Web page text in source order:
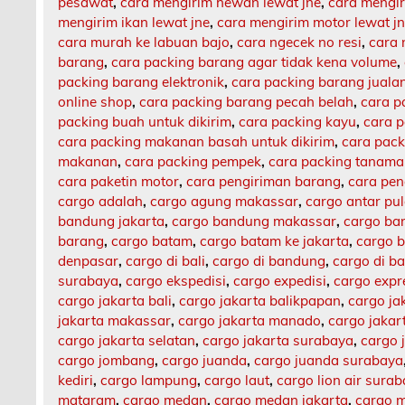
mengirim ikan lewat jne,cara mengirim motor lewat
cara murah ke labuan bajo,cara ngecek no resi,cara
barang,cara packing barang agar tidak kena volume,
packing barang elektronik,cara packing barang
online shop,cara packing barang pecah belah,cara
packing buah untuk dikirim,cara packing kayu,cara
cara packing makanan basah untuk dikirim,cara
makanan,cara packing pempek,cara packing
cara paketin motor,cara pengiriman barang,cara
cargo adalah,cargo agung makassar,cargo antar
bandung jakarta,cargo bandung makassar,cargo
barang,cargo batam,cargo batam ke jakarta,cargo
denpasar,cargo di bali,cargo di bandung,cargo di
surabaya,cargo ekspedisi,cargo expedisi,cargo
cargo jakarta bali,cargo jakarta balikpapan,cargo
jakarta makassar,cargo jakarta manado,cargo
cargo jakarta selatan,cargo jakarta surabaya,cargo
cargo jombang,cargo juanda,cargo juanda surabaya
kediri,cargo lampung,cargo laut,cargo lion air
mataram,cargo medan,cargo medan jakarta,cargo